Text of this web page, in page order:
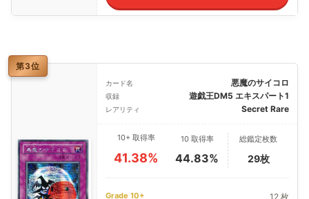
第3位
カード名 悪魔のサイコロ
収録 遊戯王DM5 エキスパート1
レアリティ Secret Rare
10+ 取得率
41.38%
10 取得率
44.83%
総鑑定枚数
29枚
Grade 10+ 12 枚